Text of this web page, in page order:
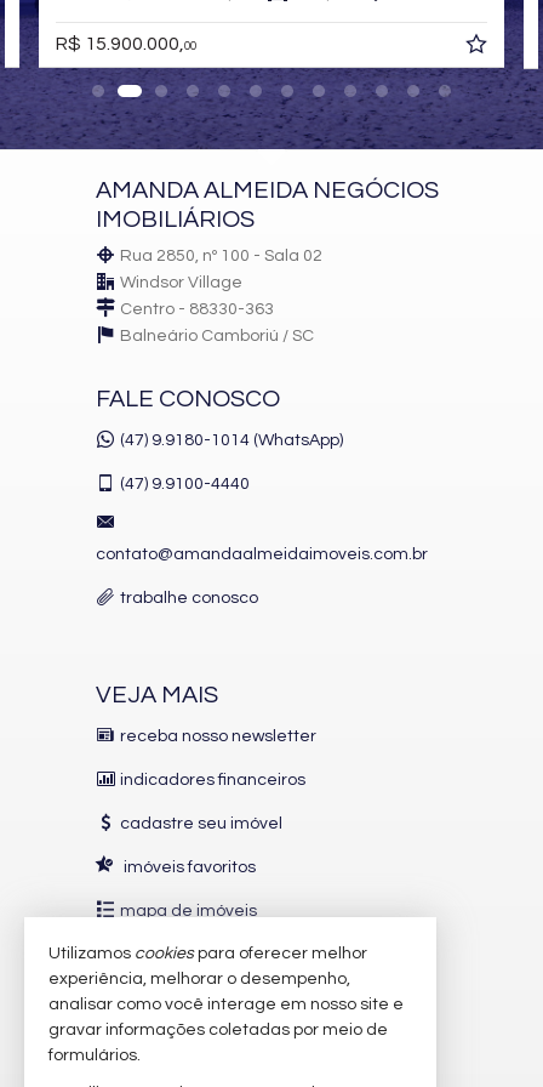
Academia Technogym
Cinema
Churrasqueira
Sala de Jogos com Bar
Sala de Estudos
Espaço Kids
Três elevadores Climatizados
Wi-fi nas Áreas Comuns
R$ 15.900.000,00
AMANDA ALMEIDA NEGÓCIOS
IMOBILIÁRIOS
Rua 2850, nº 100 - Sala 02
Windsor Village
Centro - 88330-363
Balneário Camboriú / SC
FALE CONOSCO
(47) 9.9180-1014 (WhatsApp)
(47) 9.9100-4440
contato@amandaalmeidaimoveis.com.br
trabalhe conosco
VEJA MAIS
receba nosso newsletter
indicadores financeiros
cadastre seu imóvel
imóveis favoritos
mapa de imóveis
INDICADORESFINANCEIROS
CUB / SC
R$ 3.151,24
Poupança
0,6738%
Utilizamos cookiespara oferecer melhor
experiência, melhorar o desempenho,
analisar como você interage em nosso site e
gravar informações coletadas por meio de
formulários.